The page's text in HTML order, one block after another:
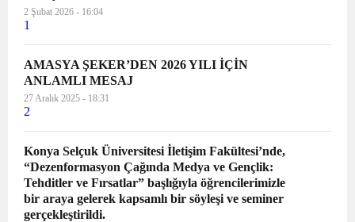
2 Şubat 2026 - 16:04
1
AMASYA ŞEKER’DEN 2026 YILI İÇİN
ANLAMLI MESAJ
27 Aralık 2025 - 18:31
2
Konya Selçuk Üniversitesi İletişim Fakültesi’nde,
“Dezenformasyon Çağında Medya ve Gençlik:
Tehditler ve Fırsatlar” başlığıyla öğrencilerimizle
bir araya gelerek kapsamlı bir söyleşi ve seminer
gerçekleştirildi.